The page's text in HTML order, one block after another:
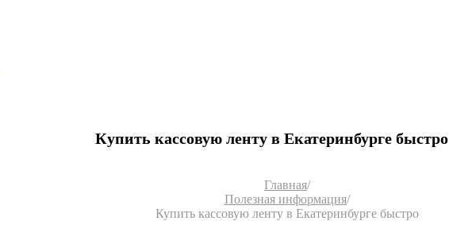
Купить кассовую ленту в Екатеринбурге быстро
Главная/
Полезная информация/
Купить кассовую ленту в Екатеринбурге быстро